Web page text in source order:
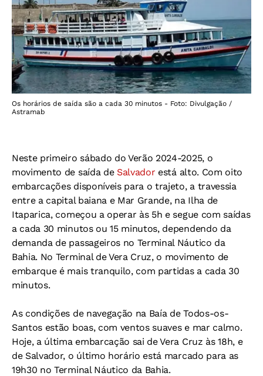
Os horários de saída são a cada 30 minutos - Foto: Divulgação /
Astramab
Neste primeiro sábado do Verão 2024-2025, o
movimento de saída de Salvador está alto. Com oito
embarcações disponíveis para o trajeto, a travessia
entre a capital baiana e Mar Grande, na Ilha de
Itaparica, começou a operar às 5h e segue com saídas
a cada 30 minutos ou 15 minutos, dependendo da
demanda de passageiros no Terminal Náutico da
Bahia. No Terminal de Vera Cruz, o movimento de
embarque é mais tranquilo, com partidas a cada 30
minutos.
As condições de navegação na Baía de Todos-os-
Santos estão boas, com ventos suaves e mar calmo.
Hoje, a última embarcação sai de Vera Cruz às 18h, e
de Salvador, o último horário está marcado para as
19h30 no Terminal Náutico da Bahia.